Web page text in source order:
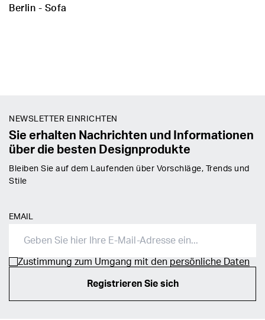
Berlin - Sofa
NEWSLETTER EINRICHTEN
Sie erhalten Nachrichten und Informationen
über die besten Designprodukte
Bleiben Sie auf dem Laufenden über Vorschläge, Trends und
Stile
EMAIL
Zustimmung zum Umgang mit den persönliche Daten
Registrieren Sie sich